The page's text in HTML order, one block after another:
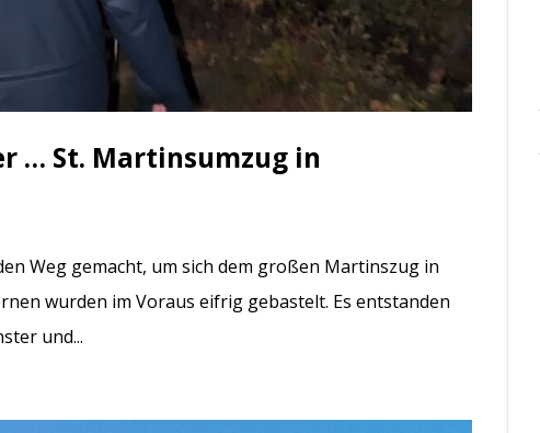
… St. Martinsumzug in
Weg gemacht, um sich dem großen Martinszug in
wurden im Voraus eifrig gebastelt. Es entstanden
und...